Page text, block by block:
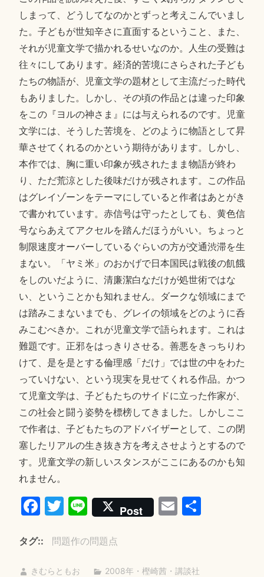
しまって、どうしてなのかとずっと考えこんでいまし
た。子どもが世知辛さに直面するということ、また、
それが児童文学で描かれるせいなのか。人生の受難は
往々にしてあります。経済的苦境にさらされた子ども
たちの物語が、児童文学の題材として主流だった時代
もありました。しかし、その頃の作品とは違った印象
をこの『ヨルの神さま』には与えられるのです。児童
文学には、そうした苦境を、どのように物語として昇
華させてくれるのかという期待があります。しかし、
本作では、胸に重い印象が残されたまま物語が終わ
り、ただ荒涼とした後味だけが残されます。この作品
はグレイゾーンをテーマにしていると作者はあとがき
で書かれています。赤信号は守ったとしても、黄色信
号ならあえてアクセルを踏んだほうがいい。ちょっと
制限速度オーバーしているぐらいの方が交通渋滞を生
まない。「ヤミ米」のおかげで日本国民は戦後の飢餓
をしのいだように、清廉潔白なだけが処世術ではな
い、ということかも知れません。ダークな領域にまで
は踏みこまないまでも、グレイの領域をどのように呑
みこむべきか。これが児童文学で語られます。これは
難題です。正邪をはっきりさせる。善悪をきっちりわ
けて、是を是とする倫理感「だけ」では世の中をわた
っていけない、という現実を見せてくれる作品。かつ
て児童文学は、子どもたちのサイドに立った作家が、
この社会と闘う姿勢を標榜してきました。しかしここ
で作者は、子どもたちのアドバイザーとして、この閉
塞したリアルの生き抜き方を考えさせようとするので
す。児童文学の新しいスタンスがここにあるのかも知
れません。
Fa
bo
ok
T
tte
r
Li
ne
Post E 共
タグ: 問題作の問題点
きむらともお 2008年 ・ 樫崎茜 ・ 講談社